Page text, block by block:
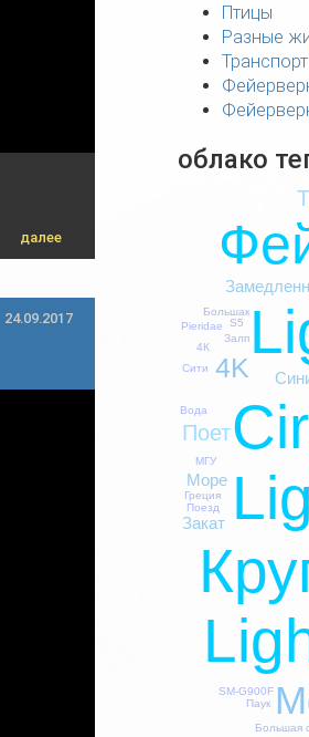
далее
24.09.2017
Птицы
Разные
Транспорт
облако
4K
Поет
Море
Закат
Большая
S5
SM-G900F
Большак
МГУ
4К
Вода
Греция
Pieridae
Залп
Паук
Поезд
Сити